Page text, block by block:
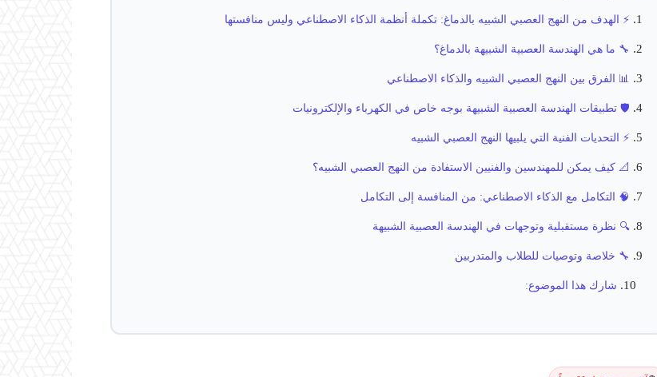
⚡ الهدف من النهج العصبي الشبيه بالدماغ: تكملة أنظمة الذكاء الاصطناعي وليس منافستها
🔧 ما هي الهندسة العصبية الشبيهة بالدماغ؟
📊 الفرق بين النهج العصبي الشبيه والذكاء الاصطناعي
🛡️ تطبيقات الهندسة العصبية الشبيهة بوجه خاص في الكهرباء والإلكترونيات
⚡ التحديات الفنية التي يلبيها النهج العصبي الشبيه
📐 كيف يمكن للمهندسين والفنيين الاستفادة من النهج العصبي الشبيه؟
🧠 التكامل مع الذكاء الاصطناعي: من المنافسة إلى التكامل
🔍 نظرة مستقبلية وتوجهات في الهندسة العصبية الشبيهة
🔧 خلاصة وتوصيات للطلاب والمتدربين
شارك هذا الموضوع: